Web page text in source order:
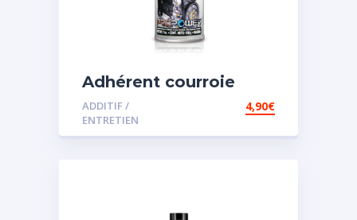
Adhérent courroie
ADDITIF /
ENTRETIEN
4,90€